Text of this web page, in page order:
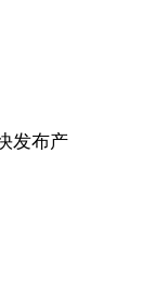
发布产